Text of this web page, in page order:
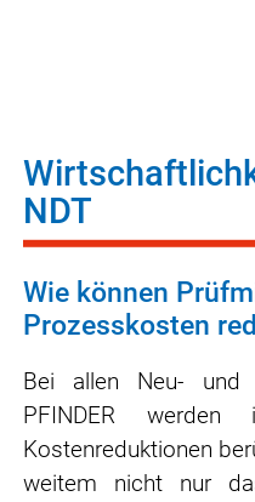
NDT
Wie können
Prozesskosten
Bei allen Neu- und
PFINDER
Kostenreduktionen
weitem nicht nur